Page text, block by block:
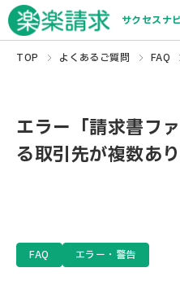
サクセスナ
TOP よくあるご質問 FAQ
エラー「請求書フ
る取引先が複数あ
FAQ エラー・警告